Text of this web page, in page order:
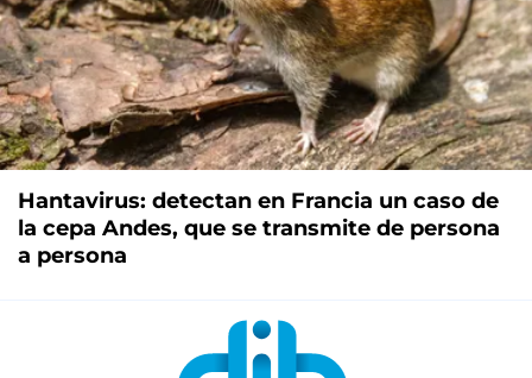
Hantavirus: detectan en Francia un caso de
la cepa Andes, que se transmite de persona
a persona